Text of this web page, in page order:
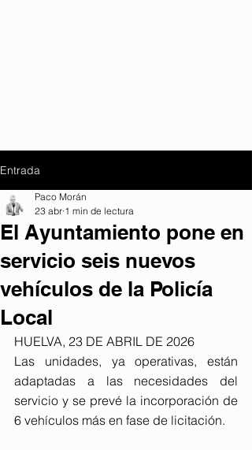
Entrada
El Ayuntamiento pone en
servicio seis nuevos
vehículos de la Policía
Local
Paco Morán
23 abr 1 min de lectura
HUELVA, 23 DE ABRIL DE 2026
Las unidades, ya operativas, están
adaptadas a las necesidades del
servicio y se prevé la incorporación de
6 vehículos más en fase de licitación.